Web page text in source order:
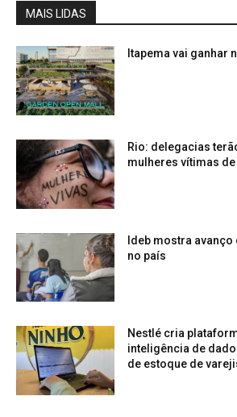
MAIS LIDAS
Itapema vai ganhar
Rio: delegacias
mulheres vítimas
Ideb mostra
no país
Nestlé cria
inteligência de
de estoque de